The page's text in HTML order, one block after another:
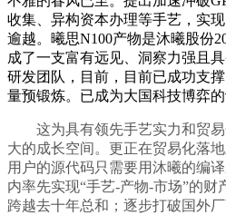
收集、异构资本办理等手艺，实
逾越。曦思N100产物是沐曦股份
成了一支富有远见、洞察力强且
研发团队，目前，目前已成功支
量预锻炼。已成为大国科技博弈的
这为具有领先手艺实力和贸易
大的成长空间。更正在贸易化落
用户的源代码只需要用沐曦的编
内率先实现“手艺-产物-市场”的
跨越去十年总和；逐步打破国外